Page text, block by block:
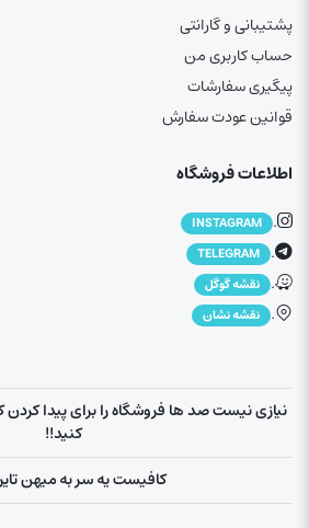
پشتیبانی و گارانتی
حساب کاربری من
پیگیری سفارشات
قوانین عودت سفارش
اطلاعات فروشگاه
.
INSTAGRAM
.
TELEGRAM
. نقشه گوگل
. نقشه نشان
نیازی نیست صد ها فروشگاه را برای پیدا کردن
کنید!!
کافیست یه سر به میهن